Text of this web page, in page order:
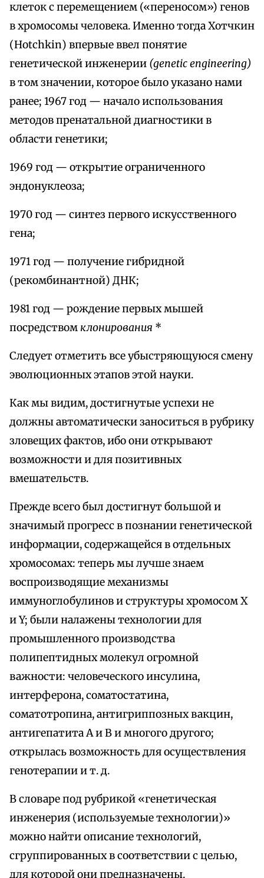
клеток с перемещением («переносом») генов
в хромосомы человека. Именно тогда Хотчкин
(Hotchkin) впервые ввел понятие
генетической инженерии (genetic engineering)
в том значении, которое было указано нами
ранее; 1967 год — начало использования
методов пренатальной диагностики в
области генетики;
1969 год — открытие ограниченного
эндонуклеоза;
1970 год — синтез первого искусственного
гена;
1971 год — получение гибридной
(рекомбинантной) ДНК;
1981 год — рождение первых мышей
посредством клонирования *
Следует отметить все убыстряющуюся смену
эволюционных этапов этой науки.
Как мы видим, достигнутые успехи не
должны автоматически заноситься в рубрику
зловещих фактов, ибо они открывают
возможности и для позитивных
вмешательств.
Прежде всего был достигнут большой и
значимый прогресс в познании генетической
информации, содержащейся в отдельных
хромосомах: теперь мы лучше знаем
воспроизводящие механизмы
иммуноглобулинов и структуры хромосом X
и Y; были налажены технологии для
промышленного производства
полипептидных молекул огромной
важности: человеческого инсулина,
интерферона, соматостатина,
соматотропина, антигриппозных вакцин,
антигепатита А и В и многого другого;
открылась возможность для осуществления
генотерапии и т. д.
В словаре под рубрикой «генетическая
инженерия (используемые технологии)»
можно найти описание технологий,
сгруппированных в соответствии с целью,
для которой они предназначены.